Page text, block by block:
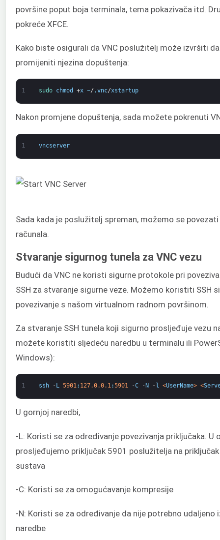
površine poput boja terminala, tema pokazivača itd.
pokreće XFCE.
Kako biste osigurali da VNC poslužitelj može izvršiti
promijeniti njezina dopuštenja:
1 sudo chmod +x ~/ .vnc/xstartup
Nakon promjene dopuštenja, sada možete pokrenuti
1 vncserver
Sada kada je poslužitelj spreman, možemo se
računala.
Stvaranje sigurnog tunela za VNC vezu
Budući da VNC ne koristi sigurne protokole pri
SSH za stvaranje sigurne veze. Možemo koristiti SSH
povezivanje s našom virtualnom radnom površinom.
Za stvaranje SSH tunela koji sigurno prosljeđuje vezu
možete koristiti sljedeću naredbu u terminalu ili
Windows):
1 ssh - L 5901: 127.0.0.1:5901 -C - N - l <UserName> <
U gornjoj naredbi,
-L: Koristi se za određivanje povezivanja priključaka. U
prosljeđujemo priključak 5901 poslužitelja na
sustava
-C: Koristi se za omogućavanje kompresije
-N: Koristi se za određivanje da nije potrebno udaljeno
naredbe